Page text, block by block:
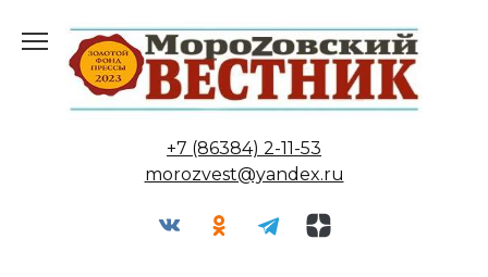
содержанию
+7 (86384) 2-11-53
morozvest@yandex.ru